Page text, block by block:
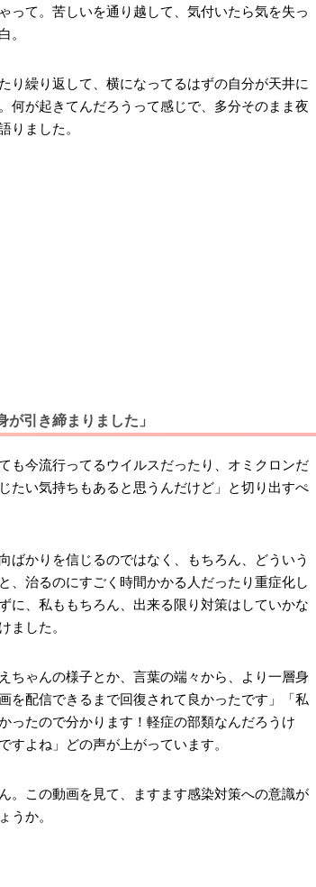
って。苦しいを通り越して、気付いたら気を失っ
。
り繰り返して、横になってるはずの自分が天井に
何が起きてんだろうって感じで、多分そのまま夜
りました。
引き締まりました」
も今流行ってるウイルスだったり、オミクロンだ
たい気持ちもあると思うんだけど」と切り出すぺ
ばかりを信じるのではなく、もちろん、どういう
、治るのにすごく時間かかる人だったり重症化し
に、私ももちろん、出来る限り対策はしていかな
ました。
ちゃんの様子とか、言葉の端々から、より一層身
を配信できるまで回復されて良かったです」「私
ったので分かります！軽症の部類なんだろうけ
すよね」どの声が上がっています。
。この動画を見て、ますます感染対策への意識が
うか。